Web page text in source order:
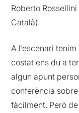
Roberto
Català).
A l’escenari
costat ens du a
algun apunt
conferència
fàcilment. Però